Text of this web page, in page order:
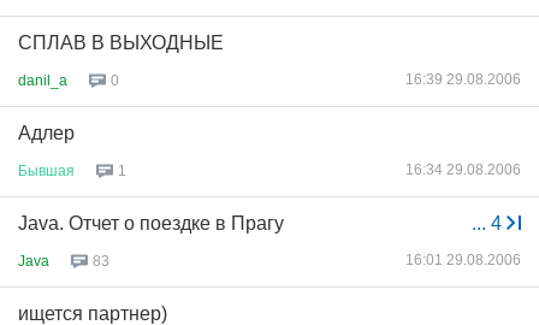
СПЛАВ В ВЫХОДНЫЕ
danil_a 0 16:39 29.08.2006
Адлер
Бывшая 1 16:34 29.08.2006
... 4
Java. Отчет о поездке в Прагу
Java 83 16:01 29.08.2006
ищется партнер)